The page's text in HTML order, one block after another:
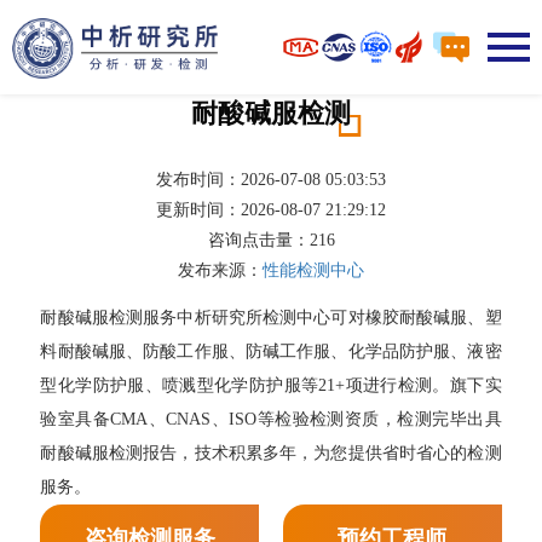
耐酸碱服检测
发布时间：2026-07-08 05:03:53
更新时间：2026-08-07 21:29:12
咨询点击量： 216
发布来源：性能检测中心
耐酸碱服检测服务中析研究所检测中心可对橡胶耐酸碱服、塑
料耐酸碱服、防酸工作服、防碱工作服、化学品防护服、液密
型化学防护服、喷溅型化学防护服等21+项进行检测。旗下实
验室具备CMA、CNAS、ISO等检验检测资质，检测完毕出具
耐酸碱服检测报告，技术积累多年，为您提供省时省心的检测
服务。